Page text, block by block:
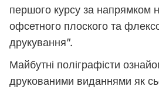
першого курсу за напрямком
офсетного плоского та
друкування”.
Майбутні поліграфісти
друкованими виданнями як